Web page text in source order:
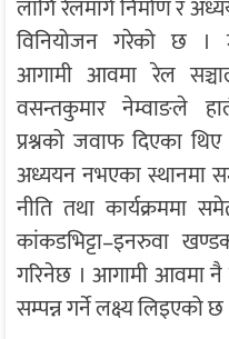
लागि रेलमार्ग निर्माण र
विनियोजन गरेको छ ।
आगामी आवमा रेल
वसन्तकुमार नेम्वाङले
प्रश्नको जवाफ दिएका थिए
अध्ययन नभएका स्थानमा
नीति तथा कार्यक्रममा
कांकडभिट्टा–इनरुवा
गरिनेछ । आगामी आवमा नै
सम्पन्न गर्ने लक्ष्य लिइएको छ